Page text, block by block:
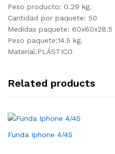
Peso producto: 0.29 kg.
Cantidad por paquete: 50
Medidas paquete: 60x60x28.5
Peso paquete:14.5 kg.
Material:PLÁSTICO
Related products
Funda Iphone 4/4S